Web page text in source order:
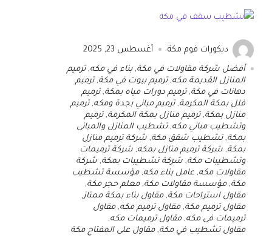
ديكورات فوم مكة أغسطس 23, 2025
أفضل شركة مقاولات في مكة,بناء في مكه,ترميم
المنازل القديمة مكه,ترميم بيوت في مكة,ترميم
دهانات في مكة,ترميم دورات مياه بمكة,ترميم
فلل بمكة المكرمة,ترميم مباني بجدة ومكه,ترميم
منازل بمكة,ترميم منازل بمكة المكرمة,ترميم
وتشطيب مباني مكه,تشطيب المنازل والمبانى
بمكة,تشطيب شقق مكة, شركة ترميم منازل
بمكة, شركة ترميم منازل بمكه, شركة ترميمات
وتشطيبات مكة, شركة تشطيبات بمكة, شركة
مقاولات مكه, عامل بناء مكه,مؤسسة تشطيب
مكة,مؤسسة مقاولات مكة,معلم حجر مكة,
مقاول استراحات مكة,مقاول بناء بمكة ممتاز,
مقاول ترميم مكة,مقاول ترميم مكه,مقاول
ترميمات فى مكه,مقاول ترميمات مكه,
مقاول تشطيب في مكة,مقاول على المفتاح مكة